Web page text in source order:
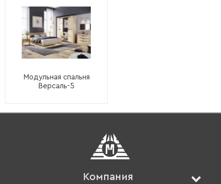
Модульная спальня
Версаль-5
Компания